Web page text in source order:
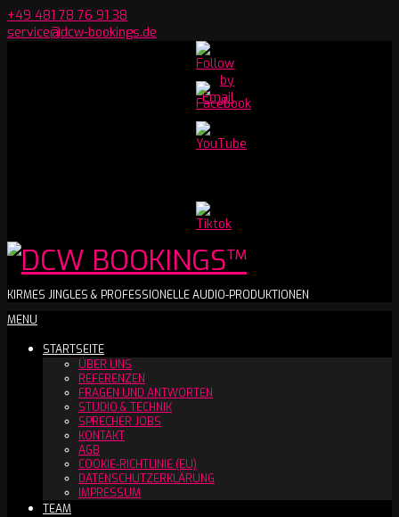
Skip
to
+49 481 78 76 91 38
service@dcw-bookings.de
Youtube
Channel
DCW
BOOKINGS™
KIRMES JINGLES & PROFESSIONELLE AUDIO-PRODUKTIONEN
Secondary
Menu
MENU
STARTSEITE
ÜBER UNS
REFERENZEN
FRAGEN UND ANTWORTEN
STUDIO & TECHNIK
SPRECHER JOBS
KONTAKT
AGB
COOKIE-RICHTLINIE (EU)
DATENSCHUTZERKLÄRUNG
IMPRESSUM
TEAM